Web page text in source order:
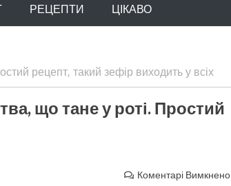
РЕЦЕПТИ ЦІКАВО
рецепт, такий зефір виходить у всіх
що тане у роті. Простий
Коментарі Вимкнено